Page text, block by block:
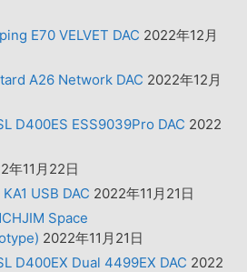
E70 VELVET DAC 2022年12月
A26 Network DAC 2022年12月
D400ES ESS9039Pro DAC 2022
年11月22日
USB DAC 2022年11月21日
Space
2022年11月21日
D400EX Dual 4499EX DAC 2022